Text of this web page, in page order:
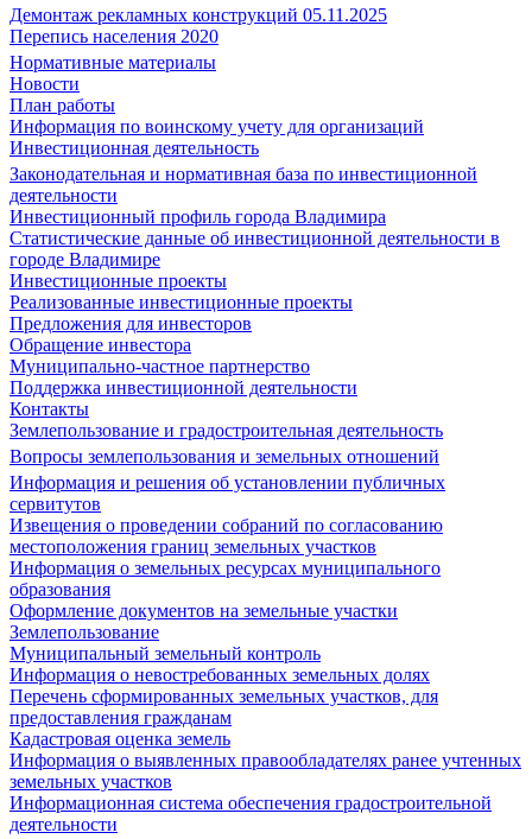
Демонтаж рекламных конструкций 05.11.2025
Перепись населения 2020
Нормативные материалы
Новости
План работы
Информация по воинскому учету для организаций
Инвестиционная деятельность
Законодательная и нормативная база по инвестиционной
деятельности
Инвестиционный профиль города Владимира
Статистические данные об инвестиционной деятельности в
городе Владимире
Инвестиционные проекты
Реализованные инвестиционные проекты
Предложения для инвесторов
Обращение инвестора
Муниципально-частное партнерство
Поддержка инвестиционной деятельности
Контакты
Землепользование и градостроительная деятельность
Вопросы землепользования и земельных отношений
Информация и решения об установлении публичных
сервитутов
Извещения о проведении собраний по согласованию
местоположения границ земельных участков
Информация о земельных ресурсах муниципального
образования
Оформление документов на земельные участки
Землепользование
Муниципальный земельный контроль
Информация о невостребованных земельных долях
Перечень сформированных земельных участков, для
предоставления гражданам
Кадастровая оценка земель
Информация о выявленных правообладателях ранее учтенных
земельных участков
Информационная система обеспечения градостроительной
деятельности